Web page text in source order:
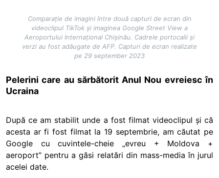
Comparație de imagini între două capturi de ecran din
videoclipul TikTok și imaginea Google Street View a
Aeroportului Internațional Chișinău. Cadrele portocalii și
verzi au fost adăugate de AFP. Capturi de ecran realizate
pe 29 september 2023
Pelerini care au sărbătorit Anul Nou evreiesc în
Ucraina
După ce am stabilit unde a fost filmat videoclipul și că
acesta ar fi fost filmat la 19 septembrie, am căutat pe
Google cu cuvintele-cheie „evreu + Moldova +
aeroport” pentru a găsi relatări din mass-media în jurul
acelei date.